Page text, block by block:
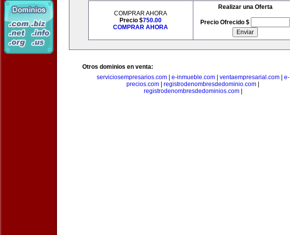
COMPRAR AHORA
Precio $750.00
COMPRAR AHORA
Realizar una Oferta
Precio Ofrecido $
Otros dominios en venta:
serviciosempresarios.com| e-inmueble.com| ventaempresarial.com| e-
precios.com
registrodenombresdedominio.com
registrodenombresdedominios.com|